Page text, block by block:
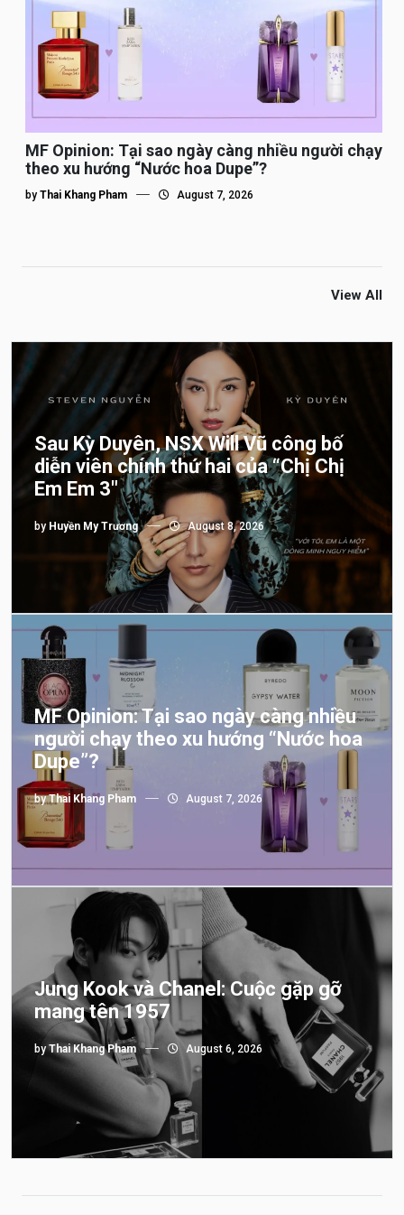
MF Opinion: Tại sao ngày càng nhiều người chạy
theo xu hướng “Nước hoa Dupe”?
by Thai Khang Pham August 7, 2026
View All
Sau Kỳ Duyên, NSX Will Vũ công bố
diễn viên chính thứ hai của “Chị Chị
Em Em 3″
by Huyền My Trương August 8, 2026
MF Opinion: Tại sao ngày càng nhiều
người chạy theo xu hướng “Nước hoa
Dupe”?
byThai Khang Pham August 7, 2026
Jung Kook và Chanel: Cuộc gặp gỡ
mang tên 1957
byThai Khang Pham August 6, 2026